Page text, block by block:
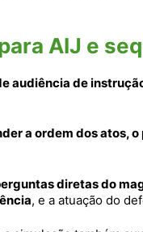
AIJ e
audiência de
a ordem dos atos,
diretas do
, e a atuação do